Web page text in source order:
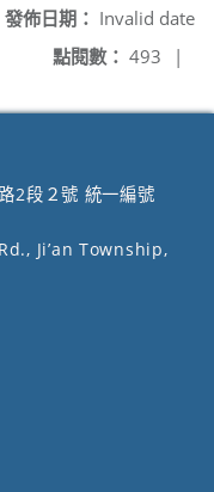
發佈日期： Invalid date
點閱數： 493 |
2段２號 統一編號
Ji’an Township,